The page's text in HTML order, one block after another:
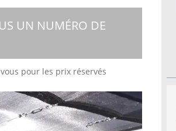
UN NUMÉRO DE
pour les prix réservés